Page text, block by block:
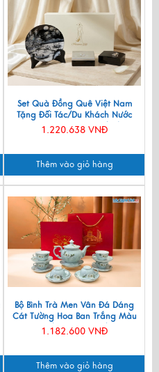
Set Quà Đồng Quê Việt Nam
Tặng Đối Tác/Du Khách Nước
Ngoài - Đĩa Sơn Mài/ Hộp
Namecard & Đế Lót Ly Sơn Mài
1.220.638 VNĐ
Thêm vào giỏ hàng
Bộ Bình Trà Men Vân Đá Dáng
Cát Tường Hoa Ban Trắng Màu
Xanh Lam VBT12/8
1.182.600 VNĐ
Thêm vào giỏ hàng